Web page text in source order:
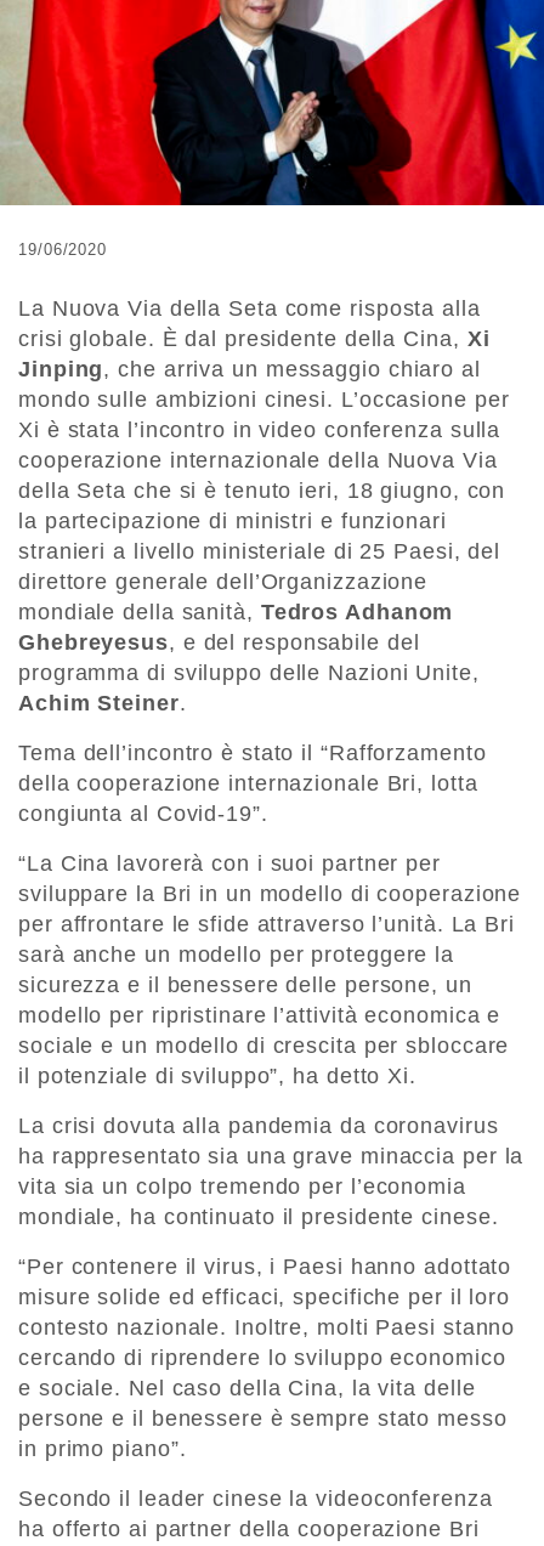
19/06/2020
La Nuova Via della Seta come risposta alla
crisi globale. È dal presidente della Cina, Xi
Jinping, che arriva un messaggio chiaro al
mondo sulle ambizioni cinesi. L’occasione per
Xi è stata l’incontro in video conferenza sulla
cooperazione internazionale della Nuova Via
della Seta che si è tenuto ieri, 18 giugno, con
la partecipazione di ministri e funzionari
stranieri a livello ministeriale di 25 Paesi, del
direttore generale dell’Organizzazione
mondiale della sanità, Tedros Adhanom
Ghebreyesus, e del responsabile del
programma di sviluppo delle Nazioni Unite,
Achim Steiner.
Tema dell’incontro è stato il “Rafforzamento
della cooperazione internazionale Bri, lotta
congiunta al Covid-19”.
“La Cina lavorerà con i suoi partner per
sviluppare la Bri in un modello di cooperazione
per affrontare le sfide attraverso l’unità. La Bri
sarà anche un modello per proteggere la
sicurezza e il benessere delle persone, un
modello per ripristinare l’attività economica e
sociale e un modello di crescita per sbloccare
il potenziale di sviluppo”, ha detto Xi.
La crisi dovuta alla pandemia da coronavirus
ha rappresentato sia una grave minaccia per la
vita sia un colpo tremendo per l’economia
mondiale, ha continuato il presidente cinese.
“Per contenere il virus, i Paesi hanno adottato
misure solide ed efficaci, specifiche per il loro
contesto nazionale. Inoltre, molti Paesi stanno
cercando di riprendere lo sviluppo economico
e sociale. Nel caso della Cina, la vita delle
persone e il benessere è sempre stato messo
in primo piano”.
Secondo il leader cinese la videoconferenza
ha offerto ai partner della cooperazione Bri